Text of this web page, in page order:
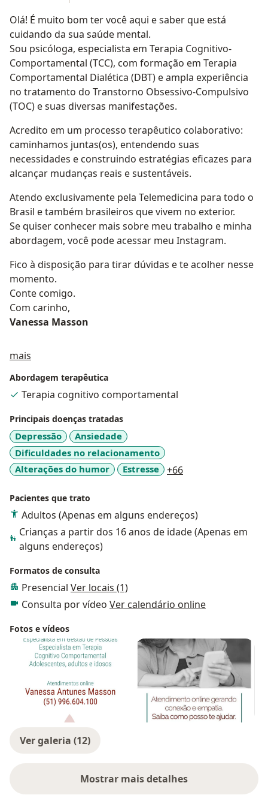
Olá! É muito bom ter você aqui e saber que está
cuidando da sua saúde mental.
Sou psicóloga, especialista em Terapia Cognitivo-
Comportamental (TCC), com formação em Terapia
Comportamental Dialética (DBT) e ampla experiência
no tratamento do Transtorno Obsessivo-Compulsivo
(TOC) e suas diversas manifestações.
Acredito em um processo terapêutico colaborativo:
caminhamos juntas(os), entendendo suas
necessidades e construindo estratégias eficazes para
alcançar mudanças reais e sustentáveis.
Atendo exclusivamente pela Telemedicina para todo o
Brasil e também brasileiros que vivem no exterior.
Se quiser conhecer mais sobre meu trabalho e minha
abordagem, você pode acessar meu Instagram.
Fico à disposição para tirar dúvidas e te acolher nesse
momento.
Conte comigo.
Com carinho,
Vanessa Masson
mais
Abordagem terapêutica
Terapia cognitivo comportamental
Principais doenças tratadas
Depressão
Ansiedade
Dificuldades no relacionamento
Alterações do humor
Estresse +66
Pacientes que trato
Adultos (Apenas em alguns endereços)
Crianças a partir dos 16 anos de idade (Apenas em
alguns endereços)
Formatos de consulta
Presencial Ver locais (1)
Consulta por vídeo Ver calendário online
Fotos e vídeos
Ver galeria (12)
Mostrar mais detalhes
sobre a experiência